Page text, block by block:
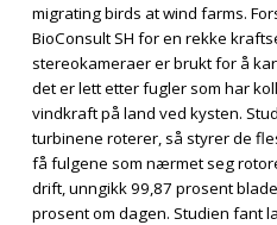
migrating birds at wind farms.
BioConsult SH for en rekke
stereokameraer er brukt for å
det er lett etter fugler som har
vindkraft på land ved kysten.
turbinene roterer, så styrer de
få fulgene som nærmet seg
drift, unngikk 99,87 prosent
prosent om dagen. Studien fant